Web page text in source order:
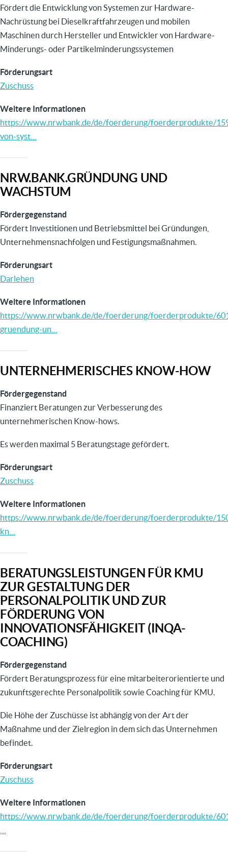
Fördert die Entwicklung von Systemen zur Hardware-
Nachrüstung bei Dieselkraftfahrzeugen und mobilen
Maschinen durch Hersteller und Entwickler von Hardware-
Minderungs- oder Partikelminderungssystemen
Förderungsart
Zuschuss
Weitere Informationen
https://www.nrwbank.de/de/foerderung/foerderprodukte/
von-syst…
NRW.BANK.GRÜNDUNG UND
WACHSTUM
Fördergegenstand
Fördert Investitionen und Betriebsmittel bei Gründungen,
Unternehmensnachfolgen und Festigungsmaßnahmen.
Förderungsart
Darlehen
Weitere Informationen
https://www.nrwbank.de/de/foerderung/foerderprodukte/
gruendung-un…
UNTERNEHMERISCHES KNOW-HOW
Fördergegenstand
Finanziert Beratungen zur Verbesserung des
unternehmerischen Know-hows.
Es werden maximal 5 Beratungstage gefördert.
Förderungsart
Zuschuss
Weitere Informationen
https://www.nrwbank.de/de/foerderung/foerderprodukte/
kn…
BERATUNGSLEISTUNGEN FÜR KMU
ZUR GESTALTUNG DER
PERSONALPOLITIK UND ZUR
FÖRDERUNG VON
INNOVATIONSFÄHIGKEIT (INQA-
COACHING)
Fördergegenstand
Fördert Beratungsprozess für eine mitarbeiterorientierte und
zukunftsgerechte Personalpolitik sowie Coaching für KMU.
Die Höhe der Zuschüsse ist abhängig von der Art der
Maßnahme und der Zielregion in dem sich das Unternehmen
befindet.
Förderungsart
Zuschuss
Weitere Informationen
https://www.nrwbank.de/de/foerderung/foerderprodukte/